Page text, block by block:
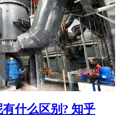
什么区别? 知乎